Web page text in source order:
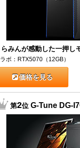
みんが感動した一押し
ボ：RTX5070（12GB）
価格を見る
第2位G-Tune DG-